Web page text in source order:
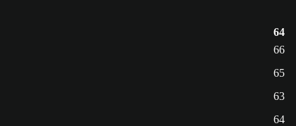
64
66
65
63
64